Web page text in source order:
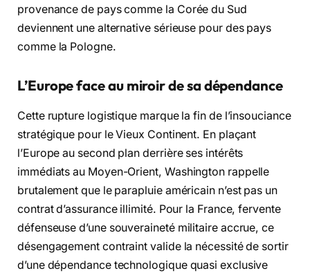
provenance de pays comme la Corée du Sud
deviennent une alternative sérieuse pour des pays
comme la Pologne.
L’Europe face au miroir de sa dépendance
Cette rupture logistique marque la fin de l’insouciance
stratégique pour le Vieux Continent. En plaçant
l’Europe au second plan derrière ses intérêts
immédiats au Moyen-Orient, Washington rappelle
brutalement que le parapluie américain n’est pas un
contrat d’assurance illimité. Pour la France, fervente
défenseuse d’une souveraineté militaire accrue, ce
désengagement contraint valide la nécessité de sortir
d’une dépendance technologique quasi exclusive